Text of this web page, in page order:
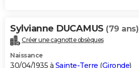
Sylvianne DUCAMUS (79 ans)
Créer une cagnotte obsèques
Naissance
30/04/1935 à Sainte-Terre (Gironde)